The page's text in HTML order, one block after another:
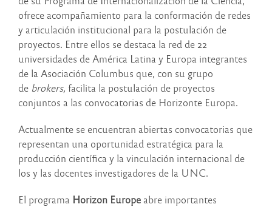
ofrece acompañamiento para la conformación de redes
y articulación institucional para la postulación de
proyectos. Entre ellos se destaca la red de 22
universidades de América Latina y Europa integrantes
de la Asociación Columbus que, con su grupo
de brokers, facilita la postulación de proyectos
conjuntos a las convocatorias de Horizonte Europa.
Actualmente se encuentran abiertas convocatorias que
representan una oportunidad estratégica para la
producción científica y la vinculación internacional de
los y las docentes investigadores de la UNC.
El programa Horizon Europe abre importantes